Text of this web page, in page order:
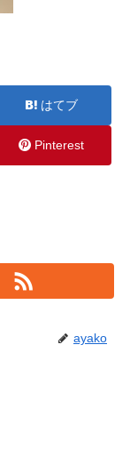
はてブ
Pinterest
ayako